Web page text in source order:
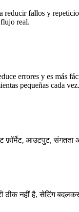
reducir fallos y
real.
errores y es más
pequeñas cada vez.
आउटपुट, संगतता
ठीक नहीं है, सेटिंग